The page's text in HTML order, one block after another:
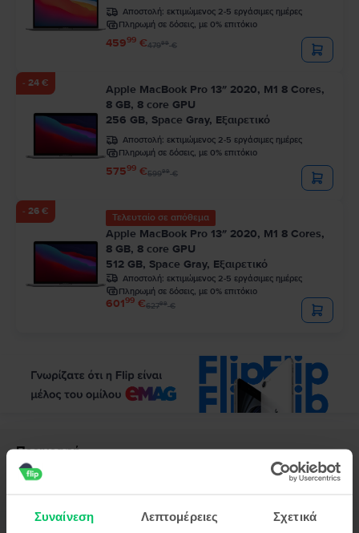
Συναίνεση Λεπτομέρειες Σχετικά
Αποστολή: εκτιμώμενος 2-5 εργάσιμες ημέρες
Πληρωμή σε δόσεις, με 0% επιτόκιο
45999 €47999€
- 24 €
Apple MacBook Pro 13″ 2020, M1 8 Cores,
8 GB, 8 core GPU
256 GB, Space Gray, Εξαιρετικό
Αποστολή: εκτιμώμενος 2-5 εργάσιμες ημέρες
Πληρωμή σε δόσεις, με 0% επιτόκιο
57599 €59999€
- 26 €
Τελευταίο σε απόθεμα
Apple MacBook Pro 13″ 2020, M1 8 Cores,
8 GB, 8 core GPU
512 GB, Space Gray, Εξαιρετικό
Αποστολή: εκτιμώμενος 2-5 εργάσιμες ημέρες
Πληρωμή σε δόσεις, με 0% επιτόκιο
60199 €62799€
Περιγραφή
Laptop Apple MacBook Air 13″ 2020, M1 8 Cores, 8 GB, 7 core GPU,
Εάν χρειάζεστε έναν αξιόπιστο συνεργάτη για εργασία ή ψυχαγωγία, τότε
προτείνουμε το MacBook Air 13” 2020. Τα εκλεπτυσμένα φινιρίσματα, σε